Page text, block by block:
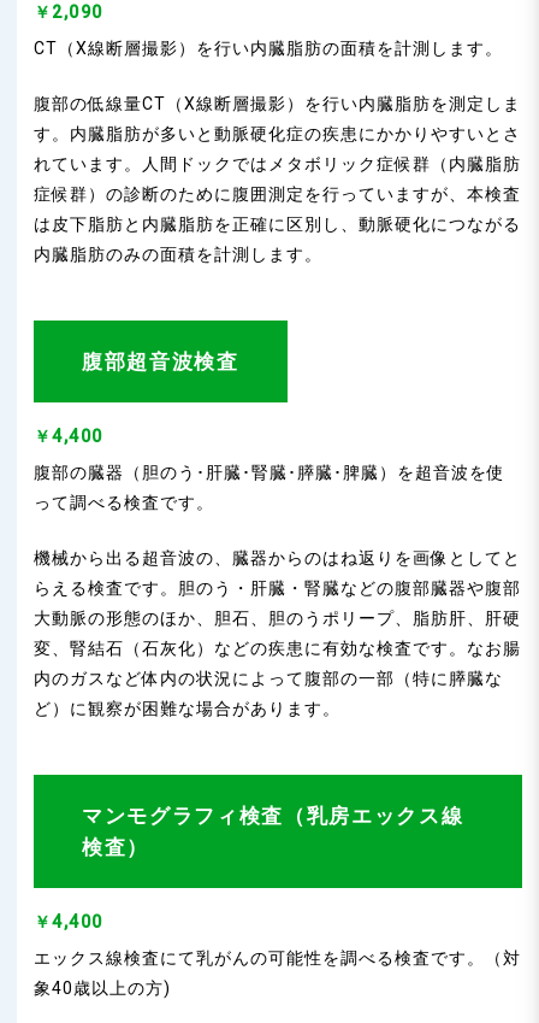
￥2,090
CT（X線断層撮影）を行い内臓脂肪の面積を計測します。
腹部の低線量CT（X線断層撮影）を行い内臓脂肪を測定しま
す。内臓脂肪が多いと動脈硬化症の疾患にかかりやすいとさ
れています。人間ドックではメタボリック症候群（内臓脂肪
症候群）の診断のために腹囲測定を行っていますが、本検査
は皮下脂肪と内臓脂肪を正確に区別し、動脈硬化につながる
内臓脂肪のみの面積を計測します。
腹部超音波検査
￥4,400
腹部の臓器（胆のう･肝臓･腎臓･膵臓･脾臓）を超音波を使
って調べる検査です。
機械から出る超音波の、臓器からのはね返りを画像としてと
らえる検査です。胆のう・肝臓・腎臓などの腹部臓器や腹部
大動脈の形態のほか、胆石、胆のうポリープ、脂肪肝、肝硬
変、腎結石（石灰化）などの疾患に有効な検査です。なお腸
内のガスなど体内の状況によって腹部の一部（特に膵臓な
ど）に観察が困難な場合があります。
マンモグラフィ検査（乳房エックス線
検査）
￥4,400
エックス線検査にて乳がんの可能性を調べる検査です。（対
象40歳以上の方)